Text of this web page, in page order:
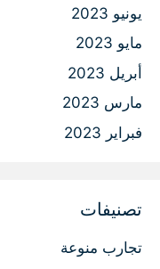
يونيو 2023
مايو 2023
أبريل 2023
مارس 2023
فبراير 2023
تصنيفات
تجارب منوعة